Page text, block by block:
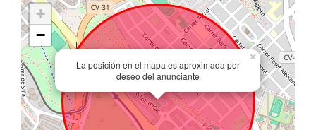
La posición en el mapa es aproximada por
deseo del anunciante
×
+
−